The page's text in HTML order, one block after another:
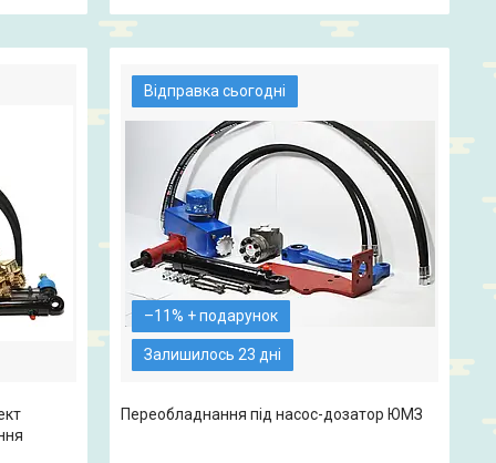
Відправка сьогодні
–11%
Залишилось 23 дні
Переобладнання під насос-дозатор ЮМЗ